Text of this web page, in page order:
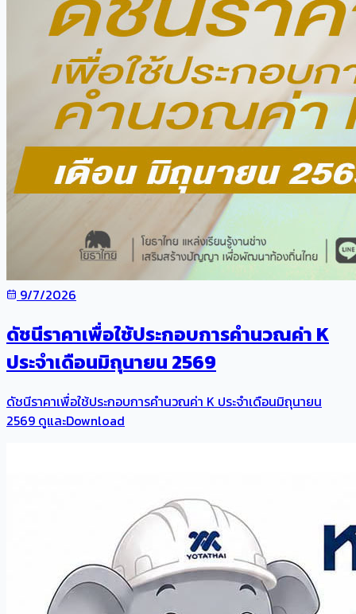
9/7/2026
ดัชนีราคาเพื่อใช้ประกอบการคำนวณค่า K
ประจำเดือนมิถุนายน 2569
ดัชนีราคาเพื่อใช้ประกอบการคำนวณค่า K ประจำเดือนมิถุนายน
2569 ดูและDownload